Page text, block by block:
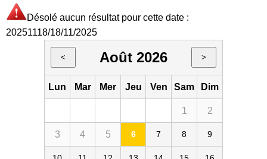
Désolé aucun résultat pour cette date :
20251118/18/11/2025
< Août 2026 >
Lun Mar Mer Jeu Ven Sam Dim
1 2
3 4 5 6 7 8 9